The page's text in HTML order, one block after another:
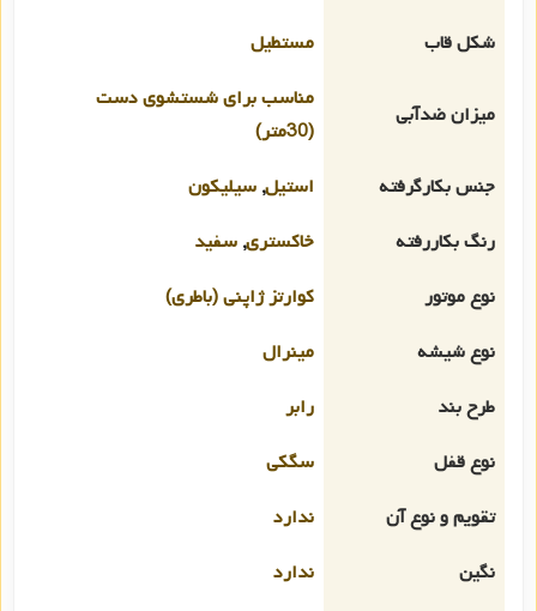
شکل قاب
مستطیل
میزان ضدآبی
مناسب برای شستشوی دست
(30متر)
جنس بکارگرفته
استیل, سیلیکون
رنگ بکاررفته
خاکستری, سفید
نوع موتور
کوارتز ژاپنی (باطری)
نوع شیشه
مینرال
طرح بند
رابر
نوع قفل
سگکی
تقویم و نوع آن
ندارد
نگین
ندارد